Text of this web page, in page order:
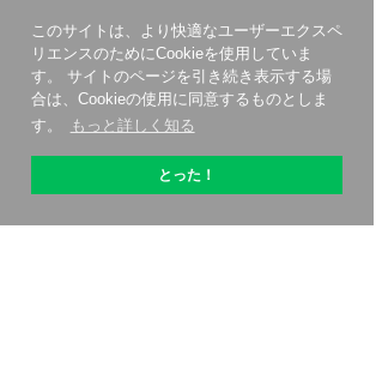
このサイトは、より快適なユーザーエクスペ
リエンスのためにCookieを使用していま
す。 サイトのページを引き続き表示する場
合は、Cookieの使用に同意するものとしま
す。
もっと詳しく知る
とった！